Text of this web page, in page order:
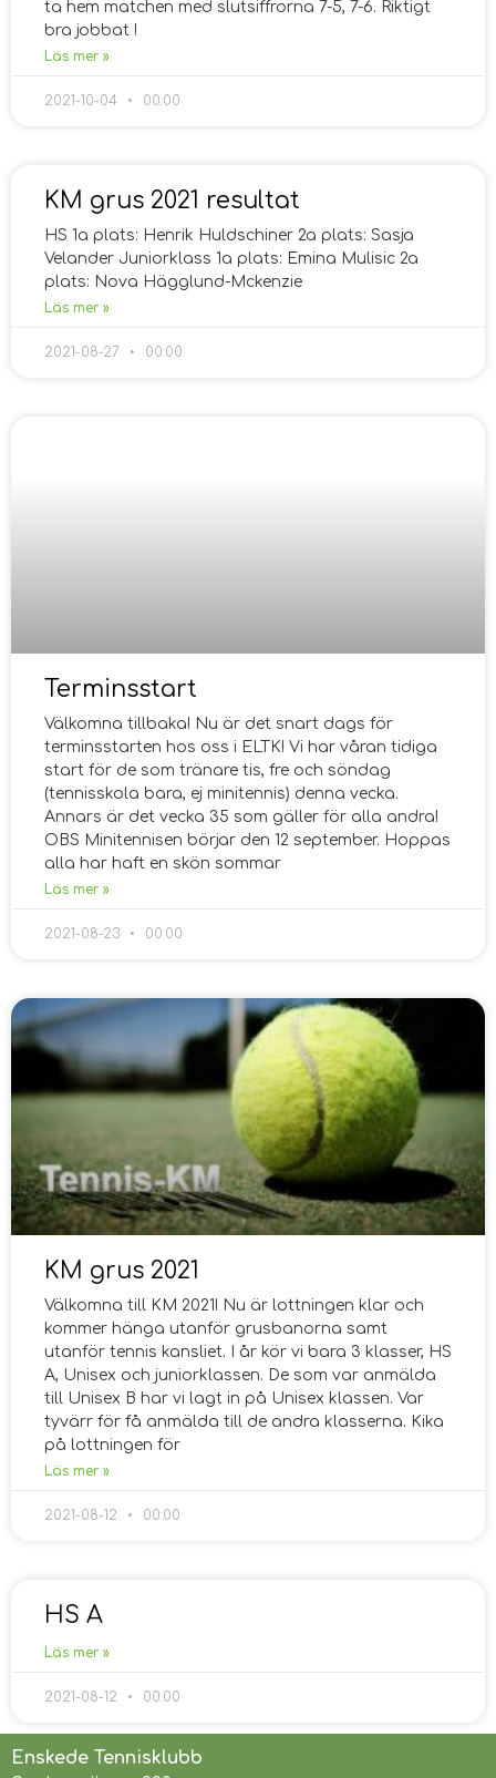
ta hem matchen med slutsiffrorna 7-5, 7-6. Riktigt
bra jobbat !
Läs mer »
2021-10-04 00:00
KM grus 2021 resultat
HS 1a plats: Henrik Huldschiner 2a plats: Sasja
Velander Juniorklass 1a plats: Emina Mulisic 2a
plats: Nova Hägglund-Mckenzie
Läs mer »
2021-08-27 00:00
Terminsstart
Välkomna tillbaka! Nu är det snart dags för
terminsstarten hos oss i ELTK! Vi har våran tidiga
start för de som tränare tis, fre och söndag
(tennisskola bara, ej minitennis) denna vecka.
Annars är det vecka 35 som gäller för alla andra!
OBS Minitennisen börjar den 12 september. Hoppas
alla har haft en skön sommar
Läs mer »
2021-08-23 00:00
KM grus 2021
Välkomna till KM 2021! Nu är lottningen klar och
kommer hänga utanför grusbanorna samt
utanför tennis kansliet. I år kör vi bara 3 klasser, HS
A, Unisex och juniorklassen. De som var anmälda
till Unisex B har vi lagt in på Unisex klassen. Var
tyvärr för få anmälda till de andra klasserna. Kika
på lottningen för
Läs mer »
2021-08-12 00:00
HS A
Läs mer »
2021-08-12 00:00
Enskede Tennisklubb